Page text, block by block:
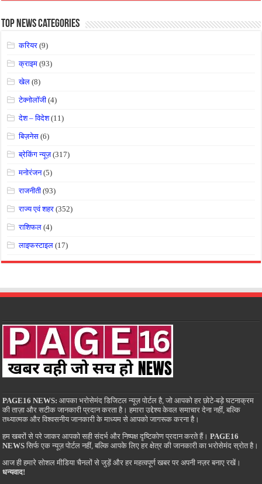
Top News Categories
करियर (9)
क्राइम (93)
खेल (8)
टेक्नोलॉजी (4)
देश – विदेश(11)
बिज़नेस (6)
ब्रेकिंग न्यूज़(317)
मनोरंजन(5)
राजनीती (93)
राज्य एवं शहर (352)
राशिफल (4)
लाइफस्टाइल (17)
PAGE16 NEWS: आपका भरोसेमंद डिजिटल न्यूज़ पोर्टल है, जो आपको हर छोटे-बड़े घटनाक्रम
की ताज़ा और सटीक जानकारी प्रदान करता है। हमारा उद्देश्य केवल समाचार देना नहीं, बल्कि
तथ्यात्मक और विश्वसनीय जानकारी के माध्यम से आपको जागरूक करना है।
हम खबरों से परे जाकर आपको सही संदर्भ और निष्पक्ष दृष्टिकोण प्रदान करते हैं।PAGE16
NEWS सिर्फ एक न्यूज़ पोर्टल नहीं, बल्कि आपके लिए हर क्षेत्र की जानकारी का भरोसेमंद स्रोत है।
आज ही हमारे सोशल मीडिया चैनलों से जुड़ें और हर महत्वपूर्ण खबर पर अपनी नज़र बनाए रखें।
धन्यवाद!